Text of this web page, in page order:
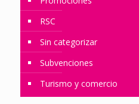
RSC
Sin categorizar
Subvenciones
Turismo y comercio